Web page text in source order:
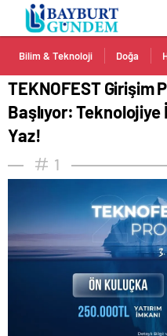
Bilim & Teknoloji Doğa
Yaz!
TEKNOFEST Girişim
Başlıyor: Teknolojiye
Yaz!
1